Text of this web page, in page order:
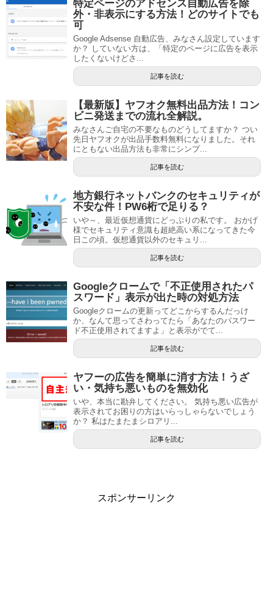
特定ページのアドセンス自動広告を除
外・非表示にする方法！どのサイトでも
可
Google Adsense 自動広告、みなさん設定しています
か？ していない方は、「特定のページに広告を表示
したくないけどさ...
記事を読む
【最新版】ヤフオク無料出品方法！コン
ビニ発送までの流れ全解説。
みなさんご自宅の不要なものどうしてますか？ つい
先日ヤフオクが出品手数料無料になりました。それ
にともない出品方法も非常にシンプ...
記事を読む
地方銀行ネットバンクのセキュリティが
不安な件！PW6桁で足りる？
いや～、最近仮想通貨にどっぷりの私です。 おかげ
様でセキュリティ意識も超絶高い系になってきた今
日この頃。仮想通貨以外のセキュリ...
記事を読む
Googleクロームで「不正使用されたパ
スワード」表示が出た時の対処方法
Googleクロームの更新ってどこからするんだっけ
か、なんて思ってさわってたら「あなたのパスワー
ド不正使用されてますよ」と表示がでて...
記事を読む
ヤフーの広告を簡単に消す方法！うざ
い・気持ち悪いものを無効化
いや、本当に勘弁してください。 気持ち悪い広告が
表示されてお困りの方はいらっしゃらないでしょう
か？ 私はたまたまシロアリ...
記事を読む
スポンサーリンク